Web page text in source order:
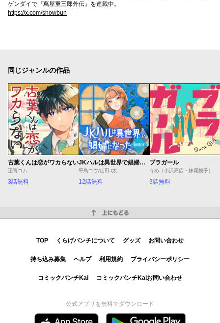
ゲンダイで『蔦屋重三郎外伝』を連載中。
https://x.com/showbun
同じジャンルの作品
古葉くんは恋がワカらない
正青コム
3話無料
JKハルは異世界で娼婦になった Winter
平鳥コウ/山田J太
12話無料
ブラガール
うめ（小沢高広・妹尾朝子）
3話無料
TOP くらげバンチについて グッズ お問い合わせ
持ち込み募集 ヘルプ 利用規約 プライバシーポリシー
コミックバンチKai コミックバンチKaiお問い合わせ
公式アプリを無料でダウンロード